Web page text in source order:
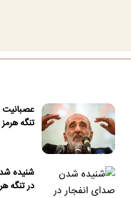
عصبانیت
تنگه
شنیده
در تنگه